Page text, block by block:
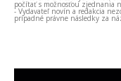
počítať s možnosťou zjednania
- Vydavateľ novín a redakcia
prípadné právne následky za